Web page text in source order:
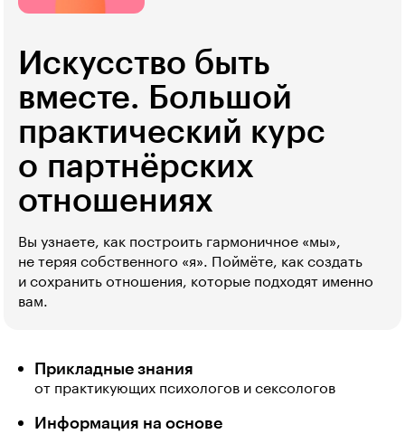
Искусство быть
вместе. Большой
практический курс
о партнёрских
отношениях
Вы узнаете, как построить гармоничное «мы»,
не теряя собственного «я». Поймёте, как создать
и сохранить отношения, которые подходят именно
вам.
Прикладные знания
от практикующих психологов и сексологов
Информация на основе